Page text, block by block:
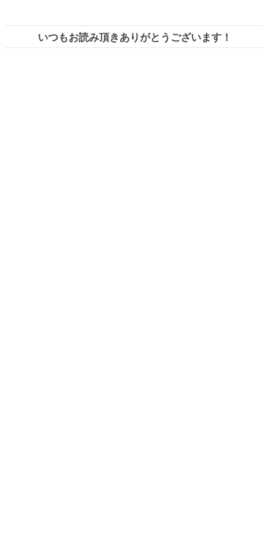
いつもお読み頂きありがとうございます！